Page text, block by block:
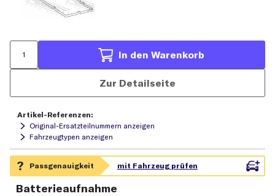
In den Warenkorb
Zur Detailseite
Artikel-Referenzen:
Original-Ersatzteilnummern anzeigen
Fahrzeugtypen anzeigen
Batterieaufnahme